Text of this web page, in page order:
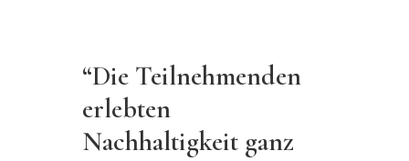
“Die Teilnehmenden
erlebten
Nachhaltigkeit ganz